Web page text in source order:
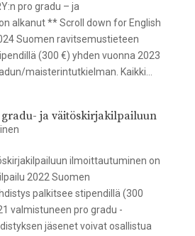
pro gradu – ja
alkanut ** Scroll down for English
Suomen ravitsemustieteen
(300 €) yhden vuonna 2023
maisterintutkielman. Kaikki...
ja väitöskirjakilpailuun
ilmoittautuminen on
2022 Suomen
palkitsee stipendillä (300
valmistuneen pro gradu -
jäsenet voivat osallistua